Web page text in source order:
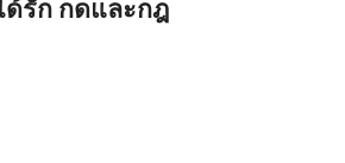
ด้รัก กดและกฎ